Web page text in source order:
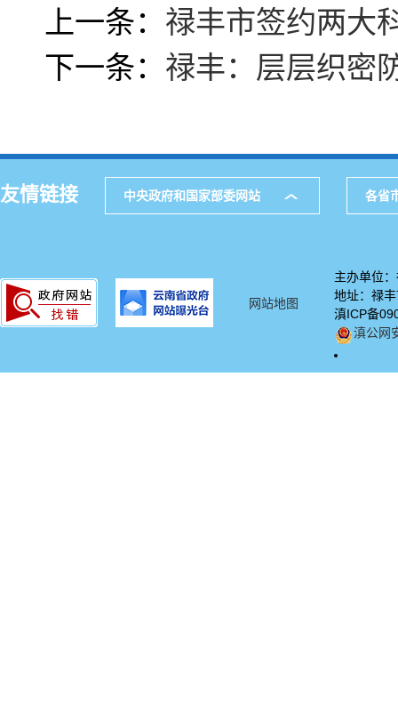
上一条： 禄丰市签约两大
下一条： 禄丰：层层织密
友情链接 中央政府和国家部委网站 各省
网站地图
主办单位
地址：禄
滇ICP备
滇公网